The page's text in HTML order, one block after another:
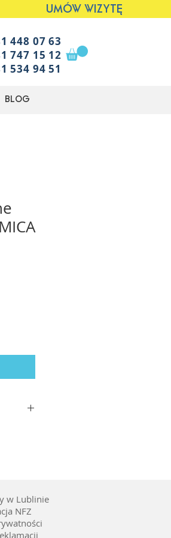
UMÓW WIZYTĘ
448 07 63
747 15 12
534 94 51
Blog
w Lublinie
NFZ